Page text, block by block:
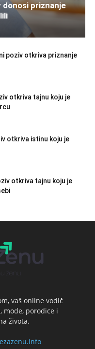
donosi priznanje
poziv otkriva priznanje
otkriva tajnu koju je
otkriva istinu koju je
otkriva tajnu koju je
vaš online vodič
mode, porodice i
života.